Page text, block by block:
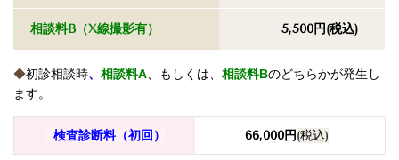
相談料B （X線撮影有） 5,500円(税込)
◆初診相談時、 相談料A 、もしくは、 相談料Bのどちらかが発生し
ます。
検査診断料（初回） 66,000円(税込)